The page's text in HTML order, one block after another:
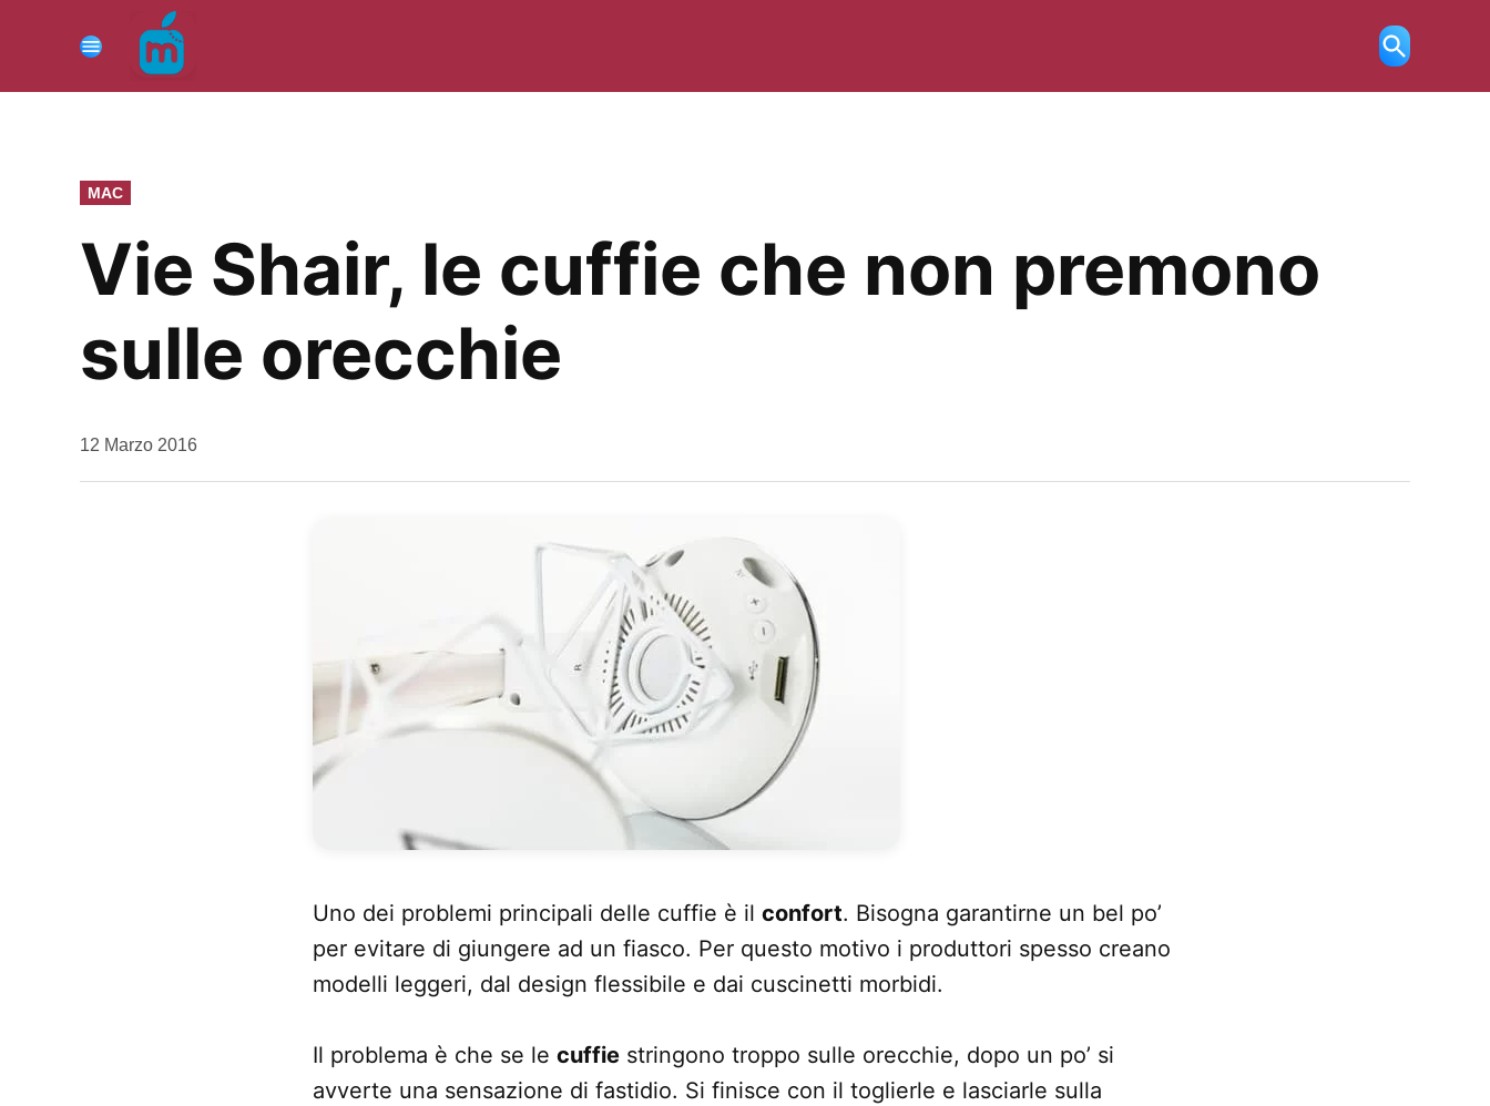
contenuto
Menu
Ricerca
aperta
PUBBLICATO
IN
MAC
Vie Shair, le cuffie che non premono
sulle orecchie
da
12 Marzo 2016
Uno dei problemi principali delle cuffie è il confort. Bisogna garantirne un bel po’
per evitare di giungere ad un fiasco. Per questo motivo i produttori spesso creano
modelli leggeri, dal design flessibile e dai cuscinetti morbidi.
Il problema è che se le cuffie stringono troppo sulle orecchie, dopo un po’ si
avverte una sensazione di fastidio. Si finisce con il toglierle e lasciarle sulla